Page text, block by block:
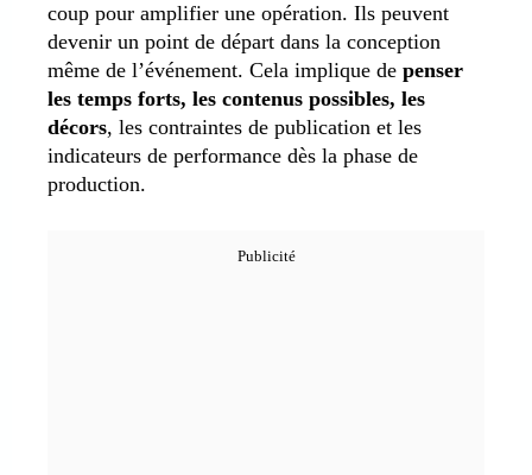
coup pour amplifier une opération. Ils peuvent
devenir un point de départ dans la conception
même de l’événement. Cela implique de penser
les temps forts, les contenus possibles, les
décors, les contraintes de publication et les
indicateurs de performance dès la phase de
production.